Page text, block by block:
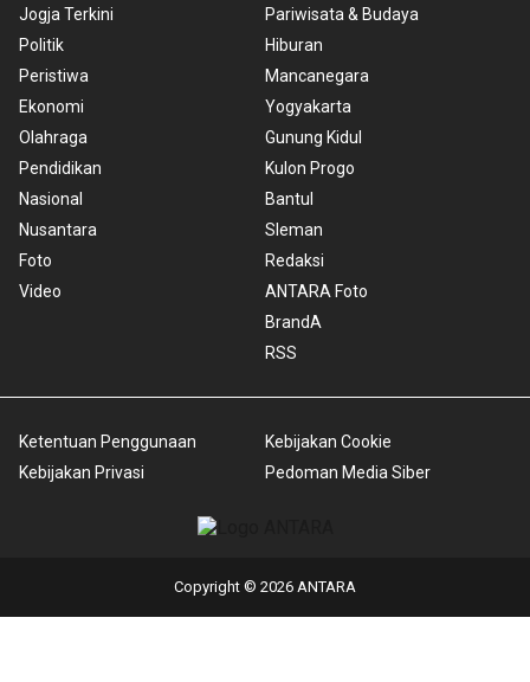
Jogja Terkini
Politik
Peristiwa
Ekonomi
Olahraga
Pendidikan
Nasional
Nusantara
Foto
Video
Pariwisata & Budaya
Hiburan
Mancanegara
Yogyakarta
Gunung Kidul
Kulon Progo
Bantul
Sleman
Redaksi
ANTARA Foto
BrandA
RSS
Ketentuan Penggunaan
Kebijakan Privasi
Kebijakan Cookie
Pedoman Media Siber
Copyright © 2026 ANTARA